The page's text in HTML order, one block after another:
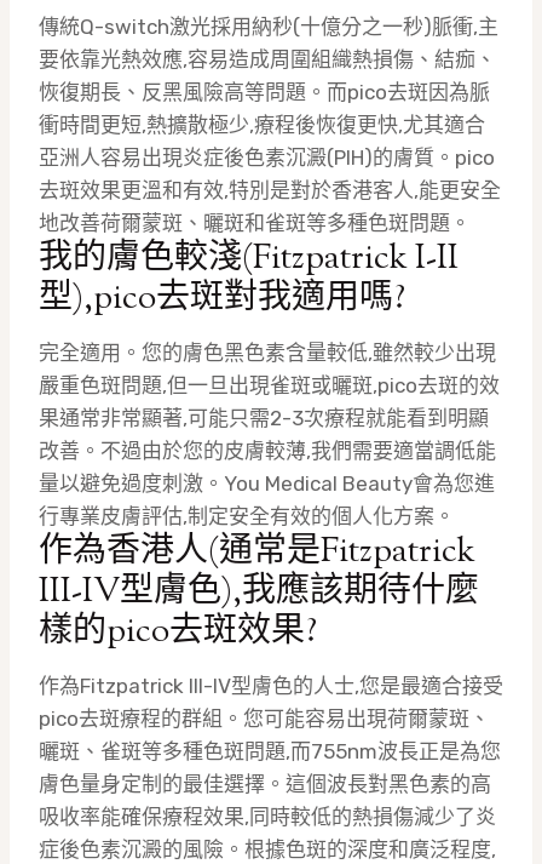
傳統Q-switch激光採用納秒(十億分之一秒)脈衝,主
要依靠光熱效應,容易造成周圍組織熱損傷、結痂、
恢復期長、反黑風險高等問題。而pico去斑因為脈
衝時間更短,熱擴散極少,療程後恢復更快,尤其適合
亞洲人容易出現炎症後色素沉澱(PIH)的膚質。pico
去斑效果更溫和有效,特別是對於香港客人,能更安全
地改善荷爾蒙斑、曬斑和雀斑等多種色斑問題。
我的膚色較淺(Fitzpatrick I-II
型),pico去斑對我適用嗎?
完全適用。您的膚色黑色素含量較低,雖然較少出現
嚴重色斑問題,但一旦出現雀斑或曬斑,pico去斑的效
果通常非常顯著,可能只需2-3次療程就能看到明顯
改善。不過由於您的皮膚較薄,我們需要適當調低能
量以避免過度刺激。You Medical Beauty會為您進
行專業皮膚評估,制定安全有效的個人化方案。
作為香港人(通常是Fitzpatrick
III-IV型膚色),我應該期待什麼
樣的pico去斑效果?
作為Fitzpatrick III-IV型膚色的人士,您是最適合接受
pico去斑療程的群組。您可能容易出現荷爾蒙斑、
曬斑、雀斑等多種色斑問題,而755nm波長正是為您
膚色量身定制的最佳選擇。這個波長對黑色素的高
吸收率能確保療程效果,同時較低的熱損傷減少了炎
症後色素沉澱的風險。根據色斑的深度和廣泛程度,